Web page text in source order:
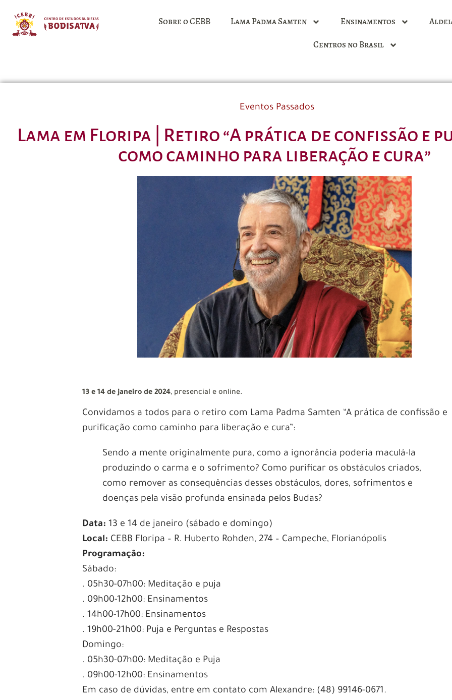
Sobre o CEBB Lama Padma Samten Ensinamentos
Centros no Brasil
Eventos Passados
Lama em Floripa | Retiro “A prática de confissão e
como caminho para liberação e cura”
13 e 14 de janeiro de 2024, presencial e online.
Convidamos a todos para o retiro com Lama Padma Samten “A prática de confissão e
purificação como caminho para liberação e cura”:
Sendo a mente originalmente pura, como a ignorância poderia maculá-la
produzindo o carma e o sofrimento? Como purificar os obstáculos criados,
como remover as consequências desses obstáculos, dores, sofrimentos e
doenças pela visão profunda ensinada pelos Budas?
Data: 13 e 14 de janeiro (sábado e domingo)
Local: CEBB Floripa – R. Huberto Rohden, 274 – Campeche, Florianópolis
Programação:
Sábado:
. 05h30-07h00: Meditação e puja
. 09h00-12h00: Ensinamentos
. 14h00-17h00: Ensinamentos
. 19h00-21h00: Puja e Perguntas e Respostas
Domingo:
. 05h30-07h00: Meditação e Puja
. 09h00-12h00: Ensinamentos
Em caso de dúvidas, entre em contato com Alexandre: (48) 99146-0671.